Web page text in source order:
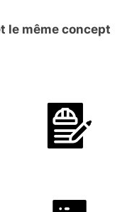
le même concept